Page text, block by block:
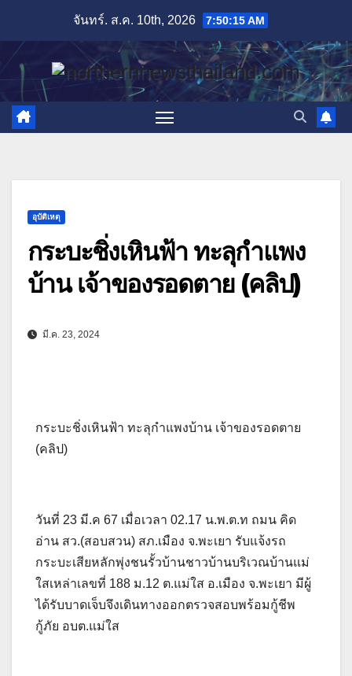
content
จันทร์. ส.ค. 10th, 2026 7:50:16 AM
อุบัติเหตุ
กระบะชิ่งเหินฟ้า ทะลุกำแพง
บ้าน เจ้าของรอดตาย (คลิป)
มี.ค. 23, 2024
กระบะชิ่งเหินฟ้า ทะลุกำแพงบ้าน เจ้าของรอดตาย
(คลิป)
วันที่ 23 มี.ค 67 เมื่อเวลา 02.17 น.พ.ต.ท ถมน คิด
อ่าน สว.(สอบสวน) สภ.เมือง จ.พะเยา รับแจ้งรถ
กระบะเสียหลักพุ่งชนรั้วบ้านชาวบ้านบริเวณบ้านแม่
ใสเหล่าเลขที่ 188 ม.12 ต.แม่ใส อ.เมือง จ.พะเยา มีผู้
ได้รับบาดเจ็บจึงเดินทางออกตรวจสอบพร้อมกู้ชีพ
กู้ภัย อบต.แม่ใส